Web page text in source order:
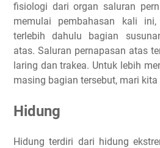
fisiologi dari organ saluran
memulai pembahasan kali
terlebih dahulu bagian
atas. Saluran pernapasan atas
laring dan trakea. Untuk lebih
masing bagian tersebut, mari
Hidung
Hidung terdiri dari hidung